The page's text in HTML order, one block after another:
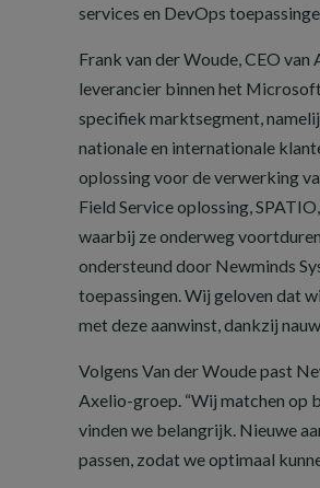
services en DevOps
Frank van der Woude, CEO
leverancier binnen het
specifiek marktsegment,
nationale en internationale
oplossing voor de verwerking
Field Service oplossing,
waarbij ze onderweg
ondersteund door Newminds
toepassingen. Wij geloven dat
met deze aanwinst, dankzij
Volgens Van der Woude past
Axelio-groep. “Wij matchen op
vinden we belangrijk. Nieuwe
passen, zodat we optimaal